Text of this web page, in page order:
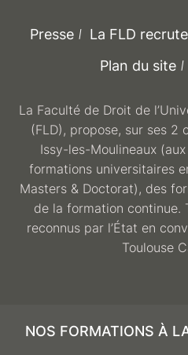
Presse La FLD recrute
Plan du site
La Faculté de Droit de
(FLD), propose, sur ses 2
Issy-les-Moulineaux
formations universitaires
Masters & Doctorat), des
de la formation continue.
reconnus par l’État en
Toulouse
NOS FORMATIONS À